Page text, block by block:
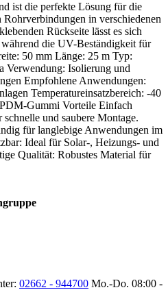
ist die perfekte Lösung für die
in verschiedenen
Rückseite lässt es sich
die UV-Beständigkeit für
50 mm Länge: 25 m Typ:
Verwendung: Isolierung und
Empfohlene Anwendungen:
Temperatureinsatzbereich: -40
Gummi Vorteile Einfach
und saubere Montage.
für langlebige Anwendungen im
Ideal für Solar-, Heizungs- und
Qualität: Robustes Material für
02662 - 944700 Mo.-Do. 08:00 -